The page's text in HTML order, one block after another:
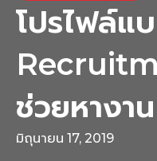
โปรไฟล์แ
ช่วยหางาน
มิถุนายน 17, 2019